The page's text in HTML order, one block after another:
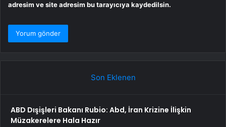
adresim ve site adresim bu tarayıcıya kaydedilsin.
Son Eklenen
ABD Dışişleri Bakanı Rubio: Abd, İran Krizine İlişkin
Müzakerelere Hala Hazır